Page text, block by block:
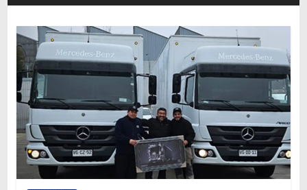
Autos,
camiones,
motos,
información
del
mundo
del
transporte